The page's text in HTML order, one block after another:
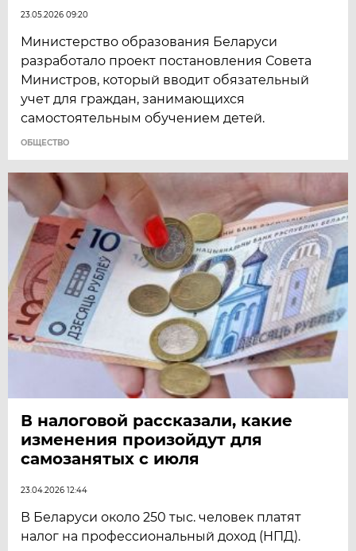
23.05.2026 09:20
Министерство образования Беларуси
разработало проект постановления Совета
Министров, который вводит обязательный
учет для граждан, занимающихся
самостоятельным обучением детей.
ОБЩЕСТВО
В налоговой рассказали, какие
изменения произойдут для
самозанятых с июля
23.04.2026 12:44
В Беларуси около 250 тыс. человек платят
налог на профессиональный доход (НПД).